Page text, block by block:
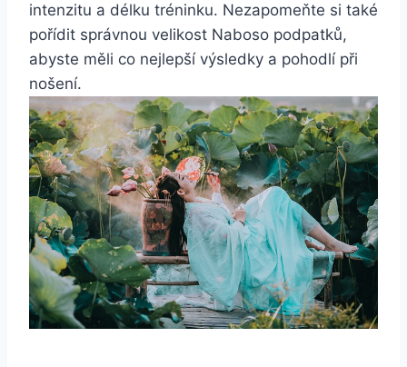
intenzitu ⁢a délku tréninku. Nezapomeňte si‌ také
pořídit správnou velikost Naboso podpatků,⁤
abyste měli co nejlepší​ výsledky‌ a pohodlí při
nošení.